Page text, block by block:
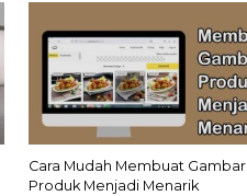
Cara Mudah Membuat Gambar
Produk Menjadi Menarik